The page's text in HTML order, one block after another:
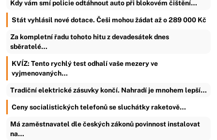
Kdy vám smí policie odtáhnout auto při blokovém čištění…
Stát vyhlásil nové dotace. Češi mohou žádat až o 289 000 Kč
Za kompletní řadu tohoto hitu z devadesátek dnes
sběratelé…
KVÍZ: Tento rychlý test odhalí vaše mezery ve
vyjmenovaných…
Tradiční elektrické zásuvky končí. Nahradí je mnohem lepší…
Ceny socialistických telefonů se sluchátky raketově…
Má zaměstnavatel dle českých zákonů povinnost instalovat
na…